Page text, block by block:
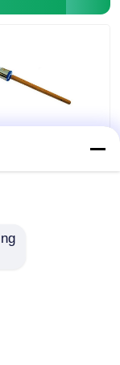
redonda de tiza
madera